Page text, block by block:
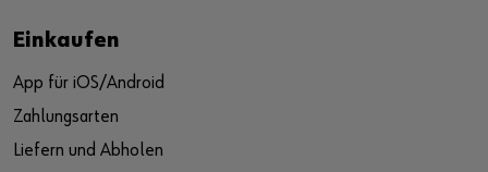
Einkaufen
App für iOS/Android
Zahlungsarten
Liefern und Abholen